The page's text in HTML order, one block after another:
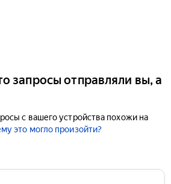
запросы отправляли вы, а
с вашего устройства похожи на
это могло произойти?